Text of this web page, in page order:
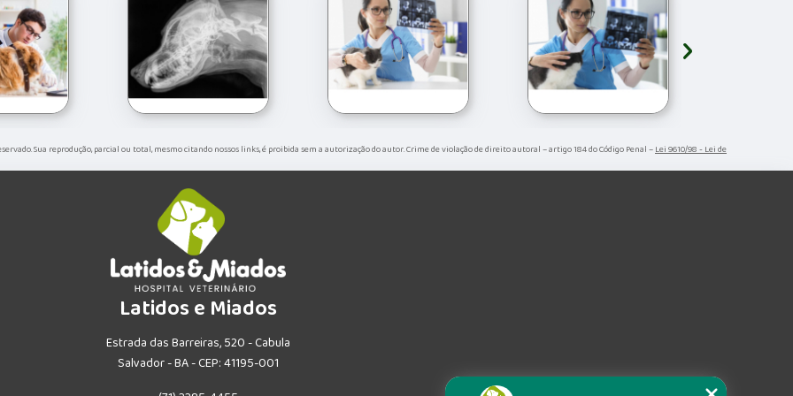
›
Sua reprodução, parcial ou total, mesmo citando nossos links, é proibida sem a autorização do autor. Crime de violação de direito autoral – artigo 184 do Código Penal –Lei 9610/98 - Lei de
Latidos e Miados
Estrada das Barreiras, 520 - Cabula
Salvador - BA - CEP: 41195-001